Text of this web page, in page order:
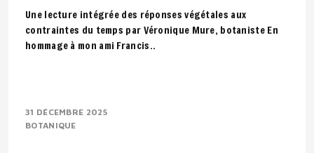
Une lecture intégrée des réponses végétales aux
contraintes du temps par Véronique Mure, botaniste En
hommage à mon ami Francis..
31 DÉCEMBRE 2025
BOTANIQUE